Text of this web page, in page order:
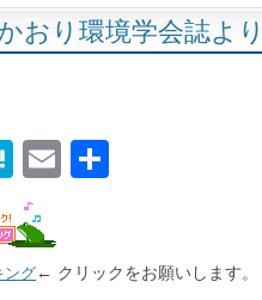
おり環境学会誌よ
H
at
e
n
E
l
ング← クリックをお願いします。